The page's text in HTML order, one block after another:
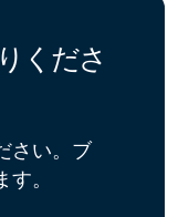
くださ
さい。ブ
。